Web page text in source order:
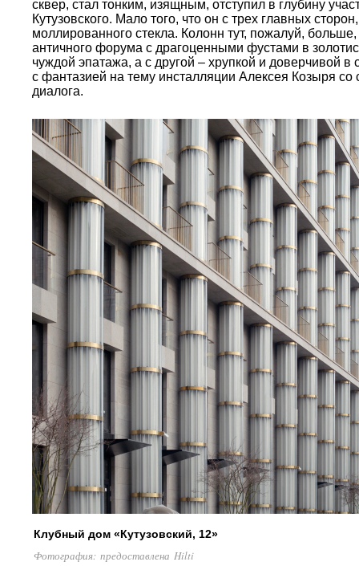
сквер, стал тонким, изящным, отступил в глубину
Кутузовского. Мало того, что он с трех главных
моллированного стекла. Колонн тут, пожалуй,
античного форума с драгоценными фустами в
чуждой эпатажа, а с другой – хрупкой и доверчивой
с фантазией на тему инсталляции Алексея Козыря со
диалога.
Клубный дом «Кутузовский, 12»
Фотография: предоставлена Hilti